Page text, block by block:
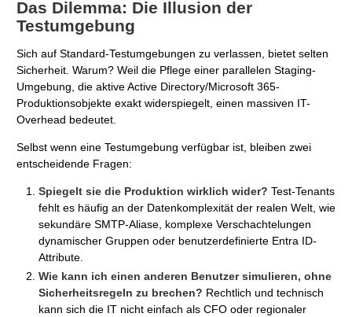
Das Dilemma: Die Illusion der
Testumgebung
Sich auf Standard-Testumgebungen zu verlassen, bietet selten
Sicherheit. Warum? Weil die Pflege einer parallelen Staging-
Umgebung, die aktive Active Directory/Microsoft 365-
Produktionsobjekte exakt widerspiegelt, einen massiven IT-
Overhead bedeutet.
Selbst wenn eine Testumgebung verfügbar ist, bleiben zwei
entscheidende Fragen:
Spiegelt sie die Produktion wirklich wider? Test-Tenants
fehlt es häufig an der Datenkomplexität der realen Welt, wie
sekundäre SMTP-Aliase, komplexe Verschachtelungen
dynamischer Gruppen oder benutzerdefinierte Entra ID-
Attribute.
Wie kann ich einen anderen Benutzer simulieren, ohne
Sicherheitsregeln zu brechen? Rechtlich und technisch
kann sich die IT nicht einfach als CFO oder regionaler